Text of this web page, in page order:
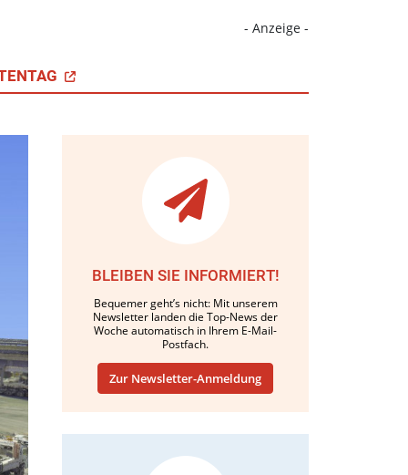
- Anzeige -
BLEIBEN SIE INFORMIERT!
Bequemer geht’s nicht: Mit unserem
Newsletter landen die Top-News der
Woche automatisch in Ihrem E-Mail-
Postfach.
Zur Newsletter-Anmeldung